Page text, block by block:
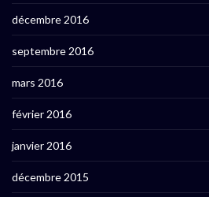
décembre 2016
septembre 2016
mars 2016
février 2016
janvier 2016
décembre 2015